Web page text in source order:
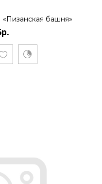
башня»